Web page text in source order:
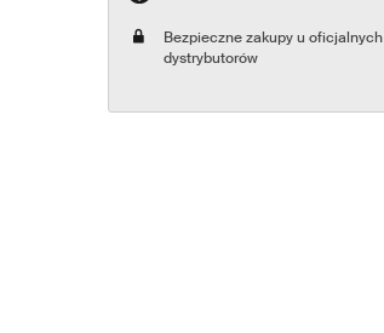
Bezpieczne zakupy u oficjalnych
dystrybutorów